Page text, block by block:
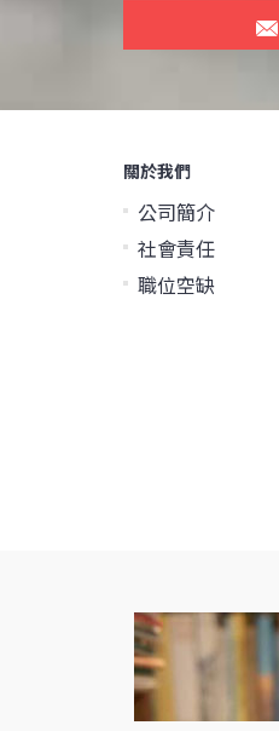
關於我們
公司簡介
社會責任
職位空缺